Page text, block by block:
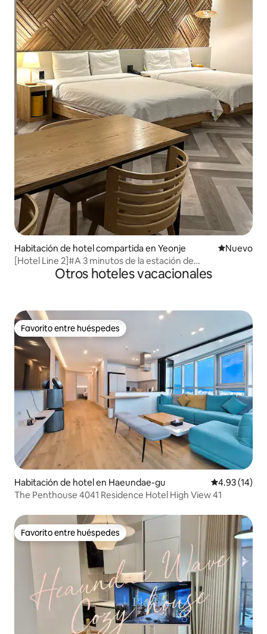
Habitación de hotel compartida en Yeonje Nuevo
Nuevo
[Hotel Line 2]#A 3 minutos de la estación de
Yeonsan#Estacionamiento gratuito#Viaje en
Otros hoteles vacacionales
Favorito entre huéspedes
Favorito entre huéspedes
Habitación de hotel en Haeundae-gu Calificación
4.93 (14)
The Penthouse 4041 Residence Hotel High View 41
Favorito entre huéspedes
Favorito entre huéspedes